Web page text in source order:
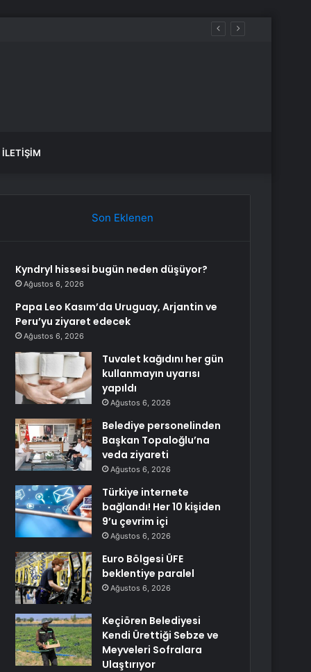
İLETIŞIM
Son Eklenen
Kyndryl hissesi bugün neden düşüyor?
Ağustos 6, 2026
Papa Leo Kasım’da Uruguay, Arjantin ve
Peru’yu ziyaret edecek
Ağustos 6, 2026
Tuvalet kağıdını her gün
kullanmayın uyarısı
yapıldı
Ağustos 6, 2026
Belediye personelinden
Başkan Topaloğlu’na
veda ziyareti
Ağustos 6, 2026
Türkiye internete
bağlandı! Her 10 kişiden
9’u çevrim içi
Ağustos 6, 2026
Euro Bölgesi ÜFE
beklentiye paralel
Ağustos 6, 2026
Keçiören Belediyesi
Kendi Ürettiği Sebze ve
Meyveleri Sofralara
Ulaştırıyor